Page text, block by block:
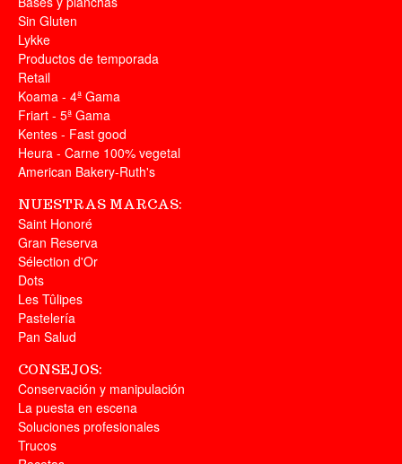
Sin Gluten
Lykke
Productos de temporada
Retail
Koama - 4ª Gama
Friart - 5ª Gama
Kentes - Fast good
Heura - Carne 100% vegetal
American Bakery-Ruth's
NUESTRAS MARCAS:
Saint Honoré
Gran Reserva
Sélection d'Or
Dots
Les Tûlipes
Pastelería
Pan Salud
CONSEJOS:
Conservación y manipulación
La puesta en escena
Soluciones profesionales
Trucos